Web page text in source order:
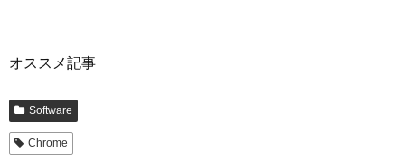
オススメ記事
Software
Chrome